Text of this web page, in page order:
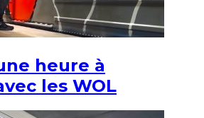
heure à
les WOL